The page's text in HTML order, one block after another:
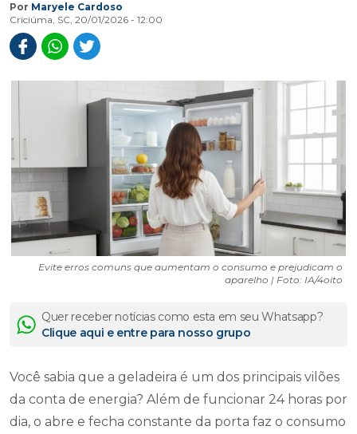
Por Maryele Cardoso
Criciúma, SC, 20/01/2026 - 12:00
Evite erros comuns que aumentam o consumo e prejudicam o
aparelho | Foto: IA/4oito
Quer receber notícias como esta em seu Whatsapp?
Clique aqui e entre para nosso grupo
Você sabia que a geladeira é um dos principais vilões
da conta de energia? Além de funcionar 24 horas por
dia, o abre e fecha constante da porta faz o consumo